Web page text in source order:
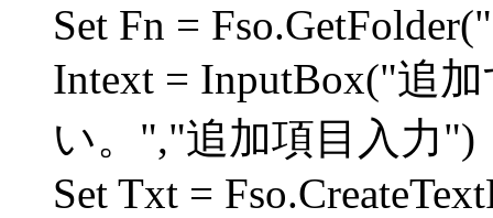
Set Fn =
Intext = InputBox("追
い。","追加項目入力")
Set Txt =